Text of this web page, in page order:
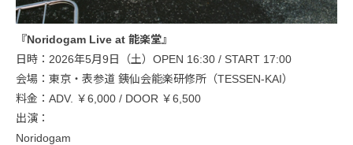
『Noridogam Live at 能楽堂』
日時：2026年5月9日（土）OPEN 16:30 / START 17:00
会場：東京・表参道 銕仙会能楽研修所（TESSEN-KAI）
料金：ADV. ￥6,000 / DOOR ￥6,500
出演：
Noridogam